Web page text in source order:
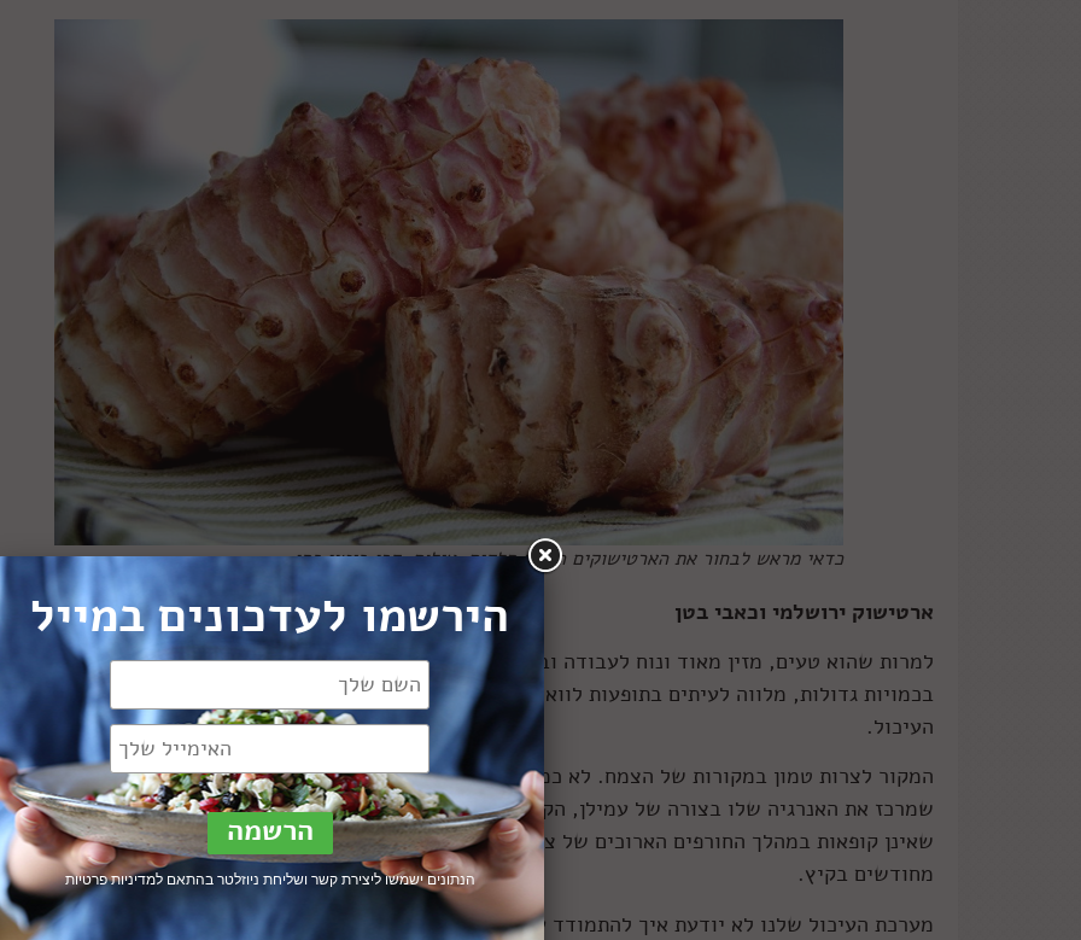
כדאי מראש לבחור את הארטישוקים היותר חלקים. צילום: קרן ביטון כהן
ארטישוק ירושלמי וכאבי בטן
למרות שהוא טעים, מזין מאוד ונוח לעבודה ובישול, לא הכל מושלם בלא ארטישוק הלא ירושלמי. אכילתו,
בכמויות גדולות, מלווה לעיתים בתופעות לוואי לא נעימות של כאבי בטן ועוד תופעות שקשורות למסעו
העיכול.
המקור לצרות טמון במקורות של הצמח. לא כמו תפוח האדמה (גם הוא פקעת ולא שורש כמו שנוטים לחשוב),
שמרכז את האנרגיה שלו בצורה של עמילן, הקסביה מרכזת את האנרגיה שלה בפחמימות מסוג אינולין
שאינן קופאות במהלך החורפים הארוכים של צפון אמריקה, ומאפשרים לחמניות להיכנס לתרדמת ולהתעורר
מחודשים בקיץ.
מערכת העיכול שלנו לא יודעת איך להתמודד עם אותן פחמימות, אבל חיידקי מעיים מסוימים שגרים לנו שם
הירשמו לעדכונים במייל
הנתונים ישמשו ליצירת קשר ושליחת ניוזלטר בהתאם למדיניות פרטיות